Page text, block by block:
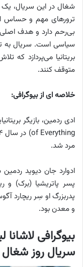
شغال در این سریال، یک
ترورهای مهم و حساس
بی‌رحم دارد و هدف اصلی
سیاسی است. سریال به
بریتانیا می‌پردازد که
متوقف کنند.
خلاصه ای از بیوگرافی:
مرد شد.
ادوارد جان دیوید
پسر پاتریشیا (برک) و
پدربزرگ او سِر ریچارد
و معدن بود.
بیوگرافی
سریال روز شغال